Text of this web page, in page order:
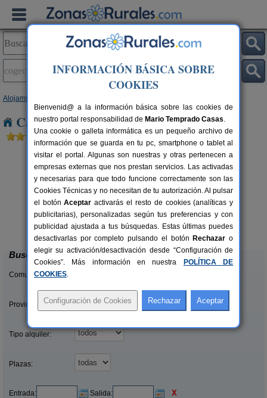
Alojamientos
Casas Rurales en Cogeces del Monte
10-12+3 pers.
desde35 €
Casa Rural La Cantara
Serrada (Valladolid)
Buscar
Comunidades:
Provincias/Islas:
Tipo alquiler:
Plazas:
Entrada: Salida: X
INFORMACIÓN BÁSICA SOBRE
COOKIES
Bienvenid@ a la información básica sobre las cookies de
nuestro portal responsabilidad de Mario Temprado Casas.
Una cookie o galleta informática es un pequeño archivo de
información que se guarda en tu pc, smartphone o tablet al
visitar el portal. Algunas son nuestras y otras pertenecen a
empresas externas que nos prestan servicios. Las activadas
y necesarias para que todo funcione correctamente son las
Cookies Técnicas y no necesitan de tu autorización. Al pulsar
el botónAceptar activarás el resto de cookies (analíticas y
publicitarias), personalizadas según tus preferencias y con
publicidad ajustada a tus búsquedas. Estas últimas puedes
desactivarlas por completo pulsando el botón Rechazar o
elegir su activación/desactivación desde “Configuración de
Cookies”. Más información en nuestra
POLÍTICA DE
COOKIES.